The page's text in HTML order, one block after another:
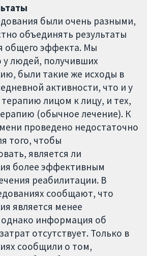
были очень разными,
объединять результаты
общего эффекта. Мы
у людей, получивших
были такие же исходы в
активности, что и у
терапию лицом к лицу, и тех,
(обычное лечение). К
проведено недостаточно
того, чтобы
является ли
более эффективным
реабилитации. В
сообщают, что
является менее
информация об
отсутствует. Только в
сообщили о том,